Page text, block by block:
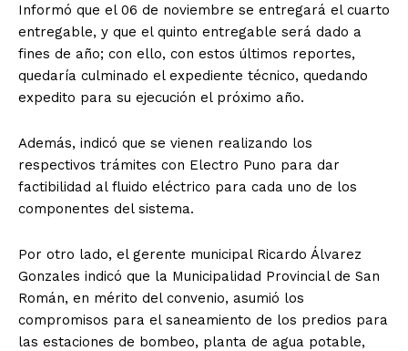
Informó que el 06 de noviembre se entregará el cuarto
entregable, y que el quinto entregable será dado a
fines de año; con ello, con estos últimos reportes,
quedaría culminado el expediente técnico, quedando
expedito para su ejecución el próximo año.
Además, indicó que se vienen realizando los
respectivos trámites con Electro Puno para dar
factibilidad al fluido eléctrico para cada uno de los
componentes del sistema.
Por otro lado, el gerente municipal Ricardo Álvarez
Gonzales indicó que la Municipalidad Provincial de San
Román, en mérito del convenio, asumió los
compromisos para el saneamiento de los predios para
las estaciones de bombeo, planta de agua potable,